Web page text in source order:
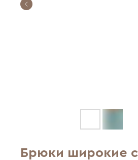
Брюки широкие с